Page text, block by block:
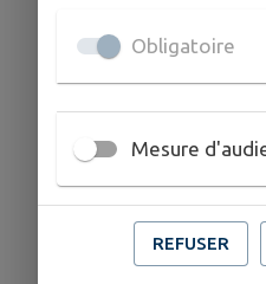
🌟 Créatrice de bougies
Tout est pensé pour
​Chaque soin et chaque
Obligatoire
Mesure
REFUSER